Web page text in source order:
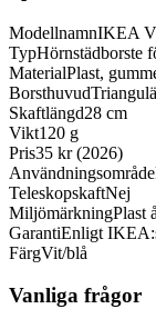
ModellnamnIKEA
TypHörnstädborste
MaterialPlast,
Borsthuvud
Skaftlängd28 cm
Vikt120 g
Pris35 kr (2026)
Användningsområde
TeleskopskaftNej
MiljömärkningPlast
GarantiEnligt
FärgVit/blå
Vanliga frågor